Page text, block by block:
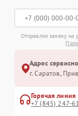
Отправляя заявку на
Адрес
г. Саратов,
Горячая линия
+7 (845) 247-